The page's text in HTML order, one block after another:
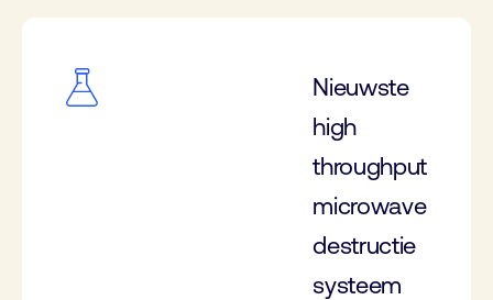
Nieuwste
high
throughput
microwave
destructie
systeem